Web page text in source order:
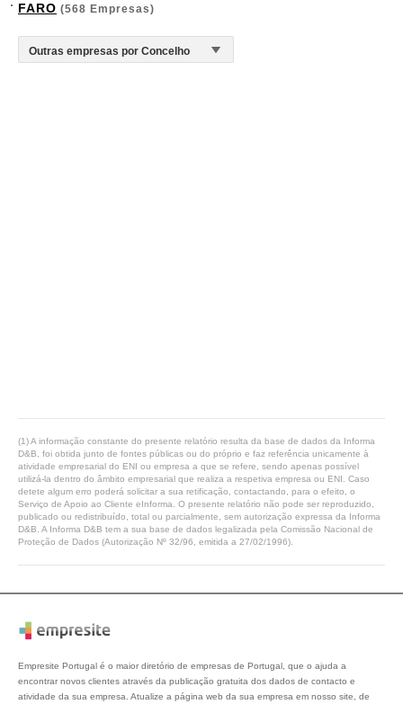
FARO (568 Empresas)
(1) A informação constante do presente relatório resulta da base de dados da Informa
D&B, foi obtida junto de fontes públicas ou do próprio e faz referência unicamente à
atividade empresarial do ENI ou empresa a que se refere, sendo apenas possível
utilizá-la dentro do âmbito empresarial que realiza a respetiva empresa ou ENI. Caso
detete algum erro poderá solicitar a sua retificação, contactando, para o efeito, o
Serviço de Apoio ao Cliente eInforma. O presente relatório não pode ser reproduzido,
publicado ou redistribuído, total ou parcialmente, sem autorização expressa da Informa
D&B. A Informa D&B tem a sua base de dados legalizada pela Comissão Nacional de
Proteção de Dados (Autorização Nº 32/96, emitida a 27/02/1996).
Empresite Portugal é o maior diretório de empresas de Portugal, que o ajuda a
encontrar novos clientes através da publicação gratuita dos dados de contacto e
atividade da sua empresa. Atualize a página web da sua empresa em nosso site, de